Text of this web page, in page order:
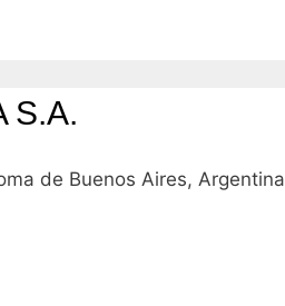
S.A.
de Buenos Aires, Argentina